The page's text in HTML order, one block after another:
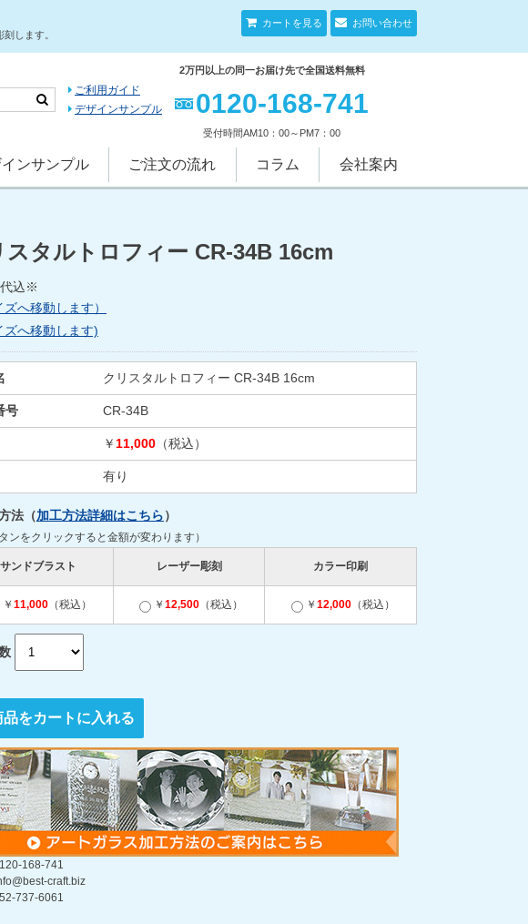
カートを見る お問い合わせ
します。
ご利用ガイド
デザインサンプル
2万円以上の同一お届け先で全国送料無料
0120-168-741
受付時間AM10：00～PM7：00
ンサンプル ご注文の流れ コラム 会社案内
スタルトロフィー CR-34B 16cm
込※
へ移動します）
ズへ移動します)
クリスタルトロフィー CR-34B 16cm
号 CR-34B
￥ 11,000 （税込）
有り
法（加工方法詳細はこちら）
ンをクリックすると金額が変わります）
サンドブラスト レーザー彫刻 カラー印刷
￥ 11,000 （税込） ￥ 12,500 （税込） ￥ 12,000（税込）
品をカートに入れる
168-741
craft.biz
737-6061